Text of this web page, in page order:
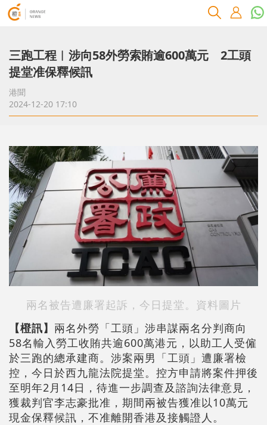
三跑工程︱涉向58外勞索賄逾600萬元 2工頭
提堂准保釋候訊
港聞
2024-12-20 17:10
兩名被告遭廉署起訴，今日提堂。資料圖片
【橙訊】 兩名外勞「工頭」涉串謀兩名分判商向
58名輸入勞工收賄共逾600萬港元，以助工人受僱
於三跑的總承建商。涉案兩男「工頭」遭廉署檢
控，今日於西九龍法院提堂。控方申請將案件押後
至明年2月14日，待進一步調查及諮詢法律意見，
獲裁判官李志豪批准，期間兩被告獲准以10萬元
現金保釋候訊，不准離開香港及接觸證人。